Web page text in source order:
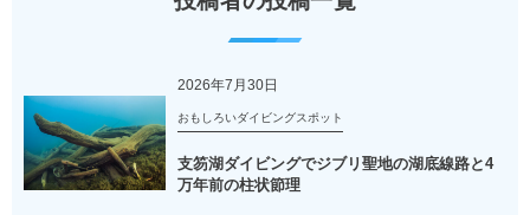
2026年7月30日
おもしろいダイビングスポット
支笏湖ダイビングでジブリ聖地の湖底線路と4
万年前の柱状節理